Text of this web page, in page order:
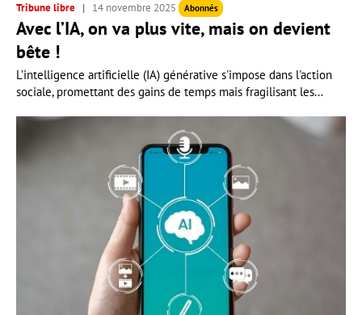
Tribune libre 14 novembre 2025 Abonnés
Avec l’IA, on va plus vite, mais on devient
bête !
L’intelligence artificielle (IA) générative s'impose dans l'action
sociale, promettant des gains de temps mais fragilisant les...